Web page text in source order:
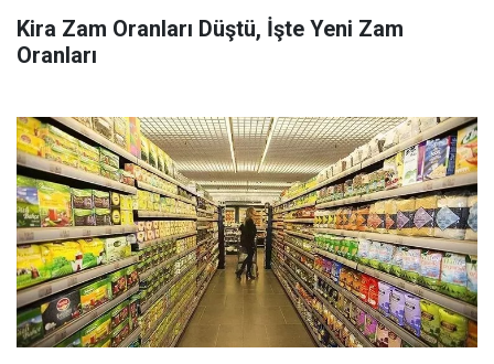
Kira Zam Oranları Düştü, İşte Yeni Zam
Oranları